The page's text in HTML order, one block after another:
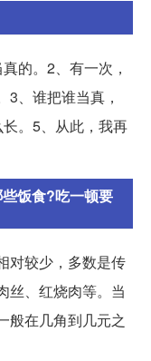
的。2、有一次，
、谁把谁当真，
。5、从此，我再
饭食?吃一顿要
对较少，多数是传
丝、红烧肉等。当
般在几角到几元之